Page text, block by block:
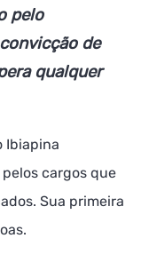
pelo
de
qualquer
Ibiapina
cargos que
Sua primeira